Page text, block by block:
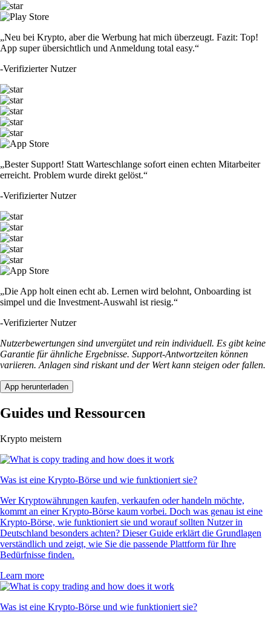
„Neu bei Krypto, aber die Werbung hat mich überzeugt. Fazit: Top!
App super übersichtlich und Anmeldung total easy.“
-Verifizierter Nutzer
„Bester Support! Statt Warteschlange sofort einen echten Mitarbeiter
erreicht. Problem wurde direkt gelöst.“
-Verifizierter Nutzer
„Die App holt einen echt ab. Lernen wird belohnt, Onboarding ist
simpel und die Investment-Auswahl ist riesig.“
-Verifizierter Nutzer
Nutzerbewertungen sind unvergütet und rein individuell. Es gibt keine
Garantie für ähnliche Ergebnisse. Support-Antwortzeiten können
variieren. Anlagen sind riskant und der Wert kann steigen oder fallen.
App herunterladen
Guides und Ressourcen
Krypto meistern
Was ist eine Krypto-Börse und wie funktioniert sie?
Wer Kryptowährungen kaufen, verkaufen oder handeln möchte,
kommt an einer Krypto-Börse kaum vorbei. Doch was genau ist eine
Krypto-Börse, wie funktioniert sie und worauf sollten Nutzer in
Deutschland besonders achten? Dieser Guide erklärt die Grundlagen
verständlich und zeigt, wie Sie die passende Plattform für Ihre
Bedürfnisse finden.
Learn more
Was ist eine Krypto-Börse und wie funktioniert sie?